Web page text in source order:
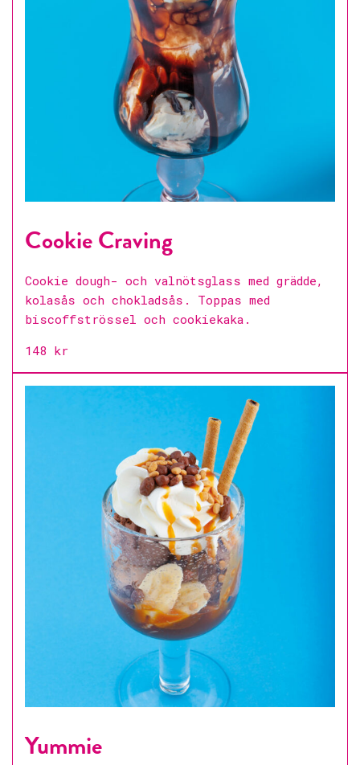
Cookie Craving
Cookie dough- och valnötsglass med grädde,
kolasås och chokladsås. Toppas med
biscoffströssel och cookiekaka.
148 kr
Yummie